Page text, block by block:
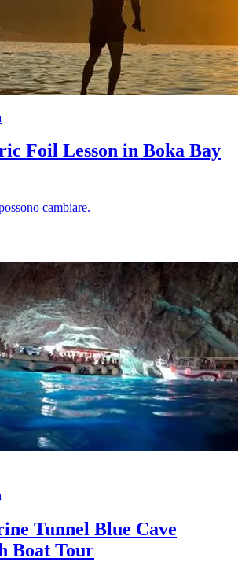
Foil Lesson in Boka Bay
cambiare.
Tunnel Blue Cave
Boat Tour